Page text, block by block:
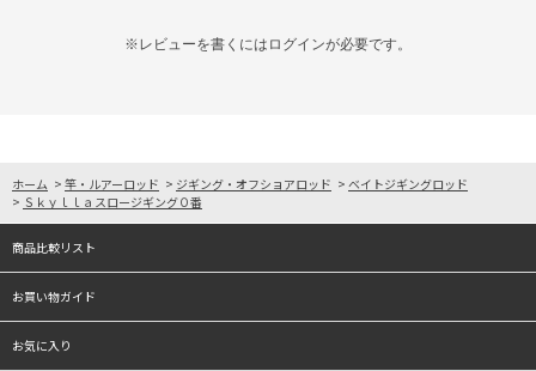
※レビューを書くには ログインが必要です。
ホーム > 竿・ルアーロッド > ジギング・オフショアロッド > ベイトジギングロッド
> Ｓｋｙｌｌａスロージギング０番
商品比較リスト
お買い物ガイド
お気に入り